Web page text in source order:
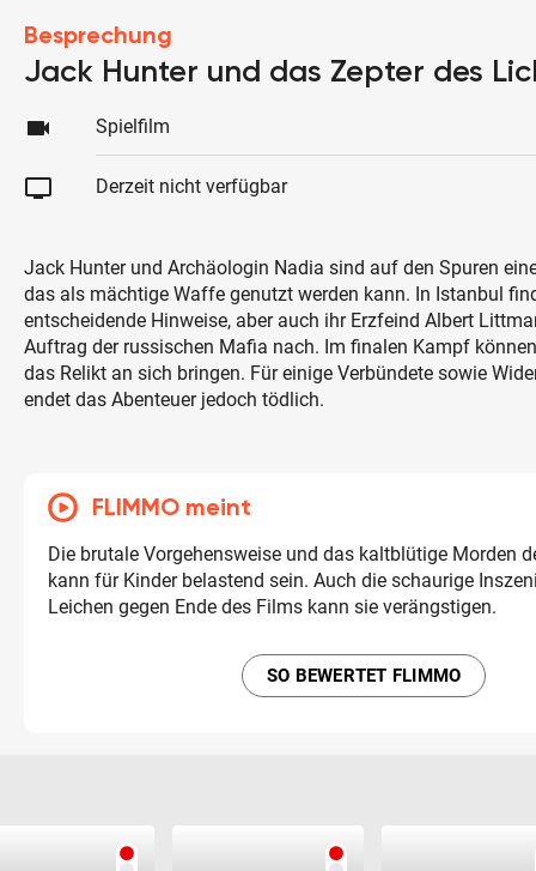
Besprechung
Jack Hunter und das Zepter des
videocam Spielfilm
tv Derzeit nicht verfügbar
Jack Hunter und Archäologin Nadia sind auf den Spuren
das als mächtige Waffe genutzt werden kann. In Istanbul
entscheidende Hinweise, aber auch ihr Erzfeind Albert
Auftrag der russischen Mafia nach. Im finalen Kampf
das Relikt an sich bringen. Für einige Verbündete sowie
endet das Abenteuer jedoch tödlich.
FLIMMO meint
Die brutale Vorgehensweise und das kaltblütige Morden
kann für Kinder belastend sein. Auch die schaurige
Leichen gegen Ende des Films kann sie verängstigen.
SO BEWERTET FLIMMO